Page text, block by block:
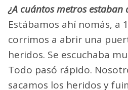
¿A cuántos metros estaban
Estábamos ahí nomás, a
corrimos a abrir una
heridos. Se escuchaba
Todo pasó rápido.
sacamos los heridos y